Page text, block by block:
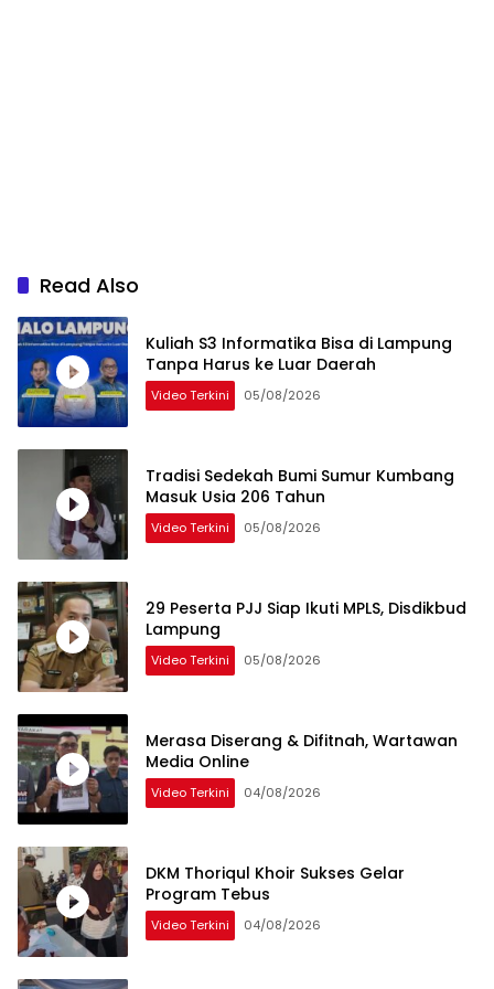
Read Also
Kuliah S3 Informatika Bisa di Lampung
Tanpa Harus ke Luar Daerah
Video Terkini 05/08/2026
Tradisi Sedekah Bumi Sumur Kumbang
Masuk Usia 206 Tahun
Video Terkini 05/08/2026
29 Peserta PJJ Siap Ikuti MPLS, Disdikbud
Lampung
Video Terkini 05/08/2026
Merasa Diserang & Difitnah, Wartawan
Media Online
Video Terkini 04/08/2026
DKM Thoriqul Khoir Sukses Gelar
Program Tebus
Video Terkini 04/08/2026